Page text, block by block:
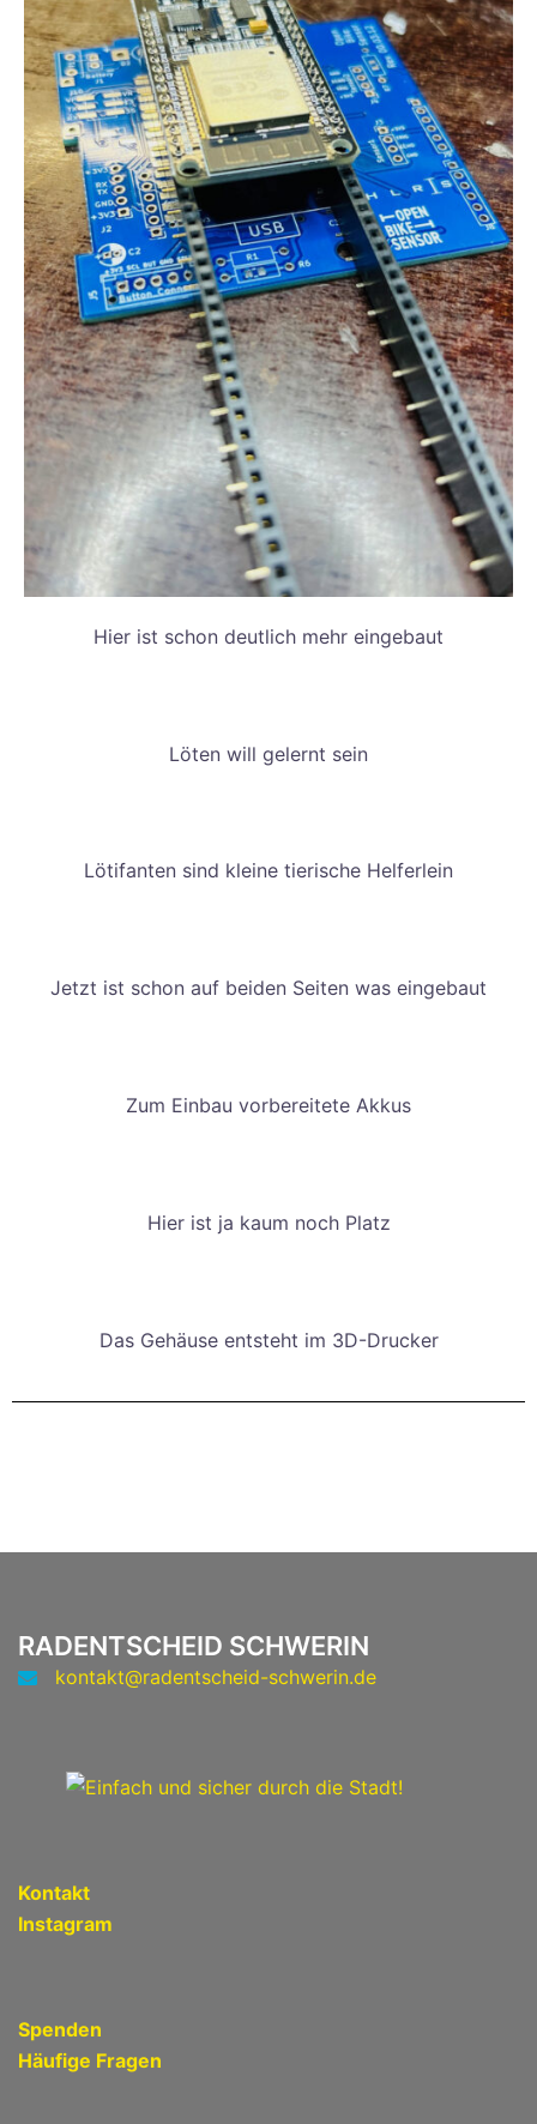
Hier ist schon deutlich mehr eingebaut
Löten will gelernt sein
Lötifanten sind kleine tierische Helferlein
Jetzt ist schon auf beiden Seiten was eingebaut
Zum Einbau vorbereitete Akkus
Hier ist ja kaum noch Platz
Das Gehäuse entsteht im 3D-Drucker
RADENTSCHEID SCHWERIN
kontakt@radentscheid-schwerin.de
Kontakt
Instagram
Spenden
Häufige Fragen